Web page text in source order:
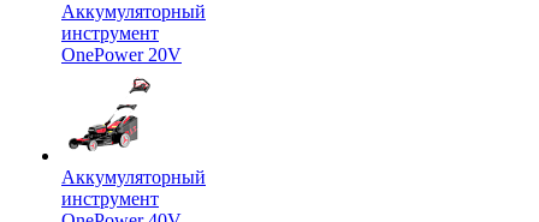
Аккумуляторный
инструмент
OnePower 20V
Аккумуляторный
инструмент